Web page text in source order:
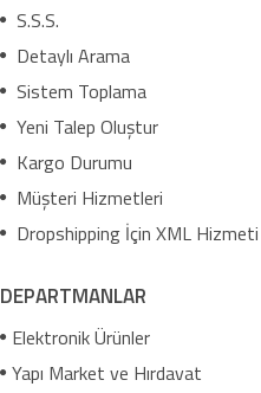
S.S.S.
Detaylı Arama
Sistem Toplama
Yeni Talep Oluştur
Kargo Durumu
Müşteri Hizmetleri
Dropshipping İçin XML Hizmeti
DEPARTMANLAR
Elektronik Ürünler
Yapı Market ve Hırdavat